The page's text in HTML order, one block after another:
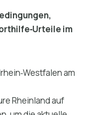
im
am
Rheinland auf